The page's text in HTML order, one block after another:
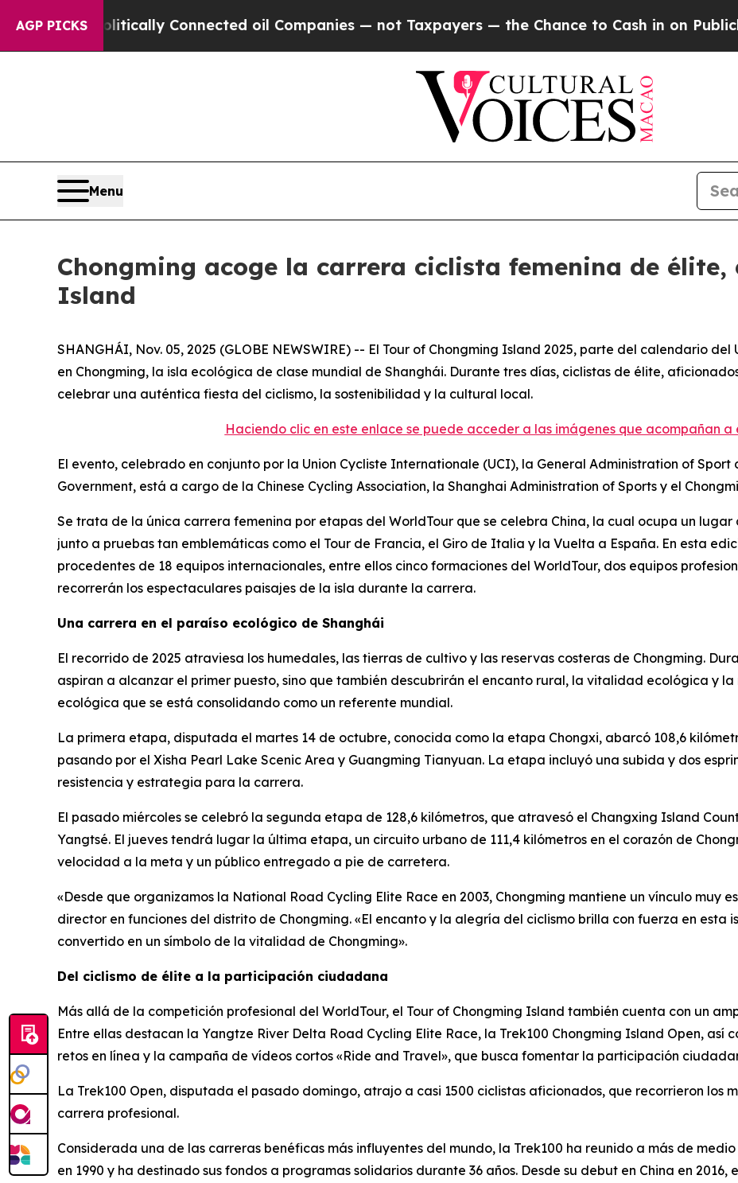
AGP PICKS
Politically Connected oil Companies — not Taxpayers — the Chance to Cash in on Publicly Owned
Menu
Chongming acoge la carrera ciclista femenina de élite,
Island
SHANGHÁI, Nov. 05, 2025 (GLOBE NEWSWIRE) -- El Tour of Chongming Island 2025, parte del calendario
en Chongming, la isla ecológica de clase mundial de Shanghái. Durante tres días, ciclistas de élite,
celebrar una auténtica fiesta del ciclismo, la sostenibilidad y la cultural local.
Haciendo clic en este enlace se puede acceder a las imágenes que acompañan a
El evento, celebrado en conjunto por la Union Cycliste Internationale (UCI), la General Administration of Sport
Government, está a cargo de la Chinese Cycling Association, la Shanghai Administration of Sports y el
Se trata de la única carrera femenina por etapas del WorldTour que se celebra China, la cual ocupa un
junto a pruebas tan emblemáticas como el Tour de Francia, el Giro de Italia y la Vuelta a España. En esta
procedentes de 18 equipos internacionales, entre ellos cinco formaciones del WorldTour, dos equipos
recorrerán los espectaculares paisajes de la isla durante la carrera.
Una carrera en el paraíso ecológico de Shanghái
El recorrido de 2025 atraviesa los humedales, las tierras de cultivo y las reservas costeras de Chongming.
aspiran a alcanzar el primer puesto, sino que también descubrirán el encanto rural, la vitalidad ecológica y
ecológica que se está consolidando como un referente mundial.
La primera etapa, disputada el martes 14 de octubre, conocida como la etapa Chongxi, abarcó 108,6
pasando por el Xisha Pearl Lake Scenic Area y Guangming Tianyuan. La etapa incluyó una subida y dos
resistencia y estrategia para la carrera.
El pasado miércoles se celebró la segunda etapa de 128,6 kilómetros, que atravesó el Changxing Island
Yangtsé. El jueves tendrá lugar la última etapa, un circuito urbano de 111,4 kilómetros en el corazón de
velocidad a la meta y un público entregado a pie de carretera.
«Desde que organizamos la National Road Cycling Elite Race en 2003, Chongming mantiene un vínculo muy
director en funciones del distrito de Chongming. «El encanto y la alegría del ciclismo brilla con fuerza en
convertido en un símbolo de la vitalidad de Chongming».
Del ciclismo de élite a la participación ciudadana
Más allá de la competición profesional del WorldTour, el Tour of Chongming Island también cuenta con un
Entre ellas destacan la Yangtze River Delta Road Cycling Elite Race, la Trek100 Chongming Island Open, así
retos en línea y la campaña de vídeos cortos «Ride and Travel», que busca fomentar la participación
La Trek100 Open, disputada el pasado domingo, atrajo a casi 1500 ciclistas aficionados, que recorrieron los
carrera profesional.
Considerada una de las carreras benéficas más influyentes del mundo, la Trek100 ha reunido a más de
en 1990 y ha destinado sus fondos a programas solidarios durante 36 años. Desde su debut en China en